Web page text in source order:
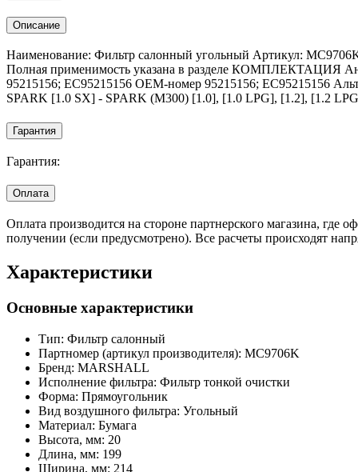
Описание
Наименование: Фильтр салонный угольный Артикул:
Полная применимость указана в разделе КОМПЛЕКТАЦИЯ
95215156; EC95215156 OEM-номер 95215156; EC95215156
SPARK [1.0 SX] - SPARK (M300) [1.0], [1.0 LPG], [1.2], [1.2
Гарантия
Гарантия:
Оплата
Оплата производится на стороне партнерского магазина,
получении (если предусмотрено). Все расчеты происходят
Характеристики
Основные характеристики
Тип: Фильтр салонный
Партномер (артикул производителя): MC9706K
Бренд: MARSHALL
Исполнение фильтра: Фильтр тонкой очистки
Форма: Прямоугольник
Вид воздушного фильтра: Угольный
Материал: Бумага
Высота, мм: 20
Длина, мм: 199
Ширина, мм: 214